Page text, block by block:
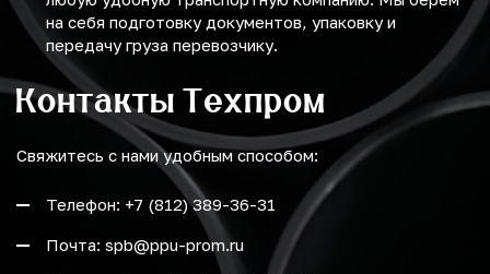
на себя подготовку документов, упаковку и
передачу груза перевозчику.
Контакты Техпром
Свяжитесь с нами удобным способом:
Телефон: +7 (812) 389-36-31
Почта: spb@ppu-prom.ru